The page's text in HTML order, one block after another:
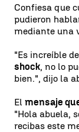
Confiesa que
pudieron
mediante una
"Es increíble
shock, no lo
bien.", dijo la
El mensaje
"Hola abuela,
recibas este